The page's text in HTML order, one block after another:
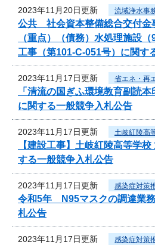
2023年11月20日更新 流域浄水事
公共 社会資本整備総合交付金
（重点）（債務）水処理施設
工事（第101-C-051号）に関す
2023年11月17日更新 省エネ・再
「清流の国ぎふ環境教育副読本
に関する一般競争入札公告
2023年11月17日更新 土岐紅陵高
【建設工事】土岐紅陵高等学
する一般競争入札公告
2023年11月17日更新 感染症対策
令和5年 N95マスクの調達業
札公告
2023年11月17日更新 感染症対策